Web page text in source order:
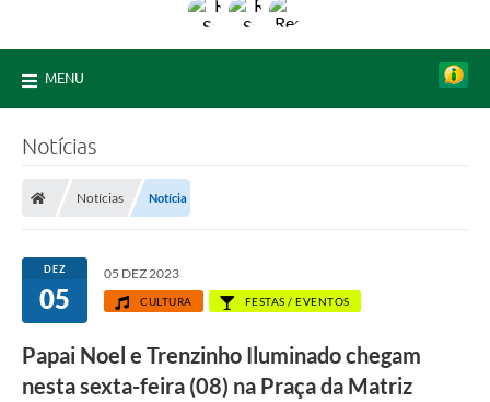
MENU
Notícias
Notícias Notícia
DEZ
05
05 DEZ 2023
CULTURA FESTAS / EVENTOS
Papai Noel e Trenzinho Iluminado chegam
nesta sexta-feira (08) na Praça da Matriz